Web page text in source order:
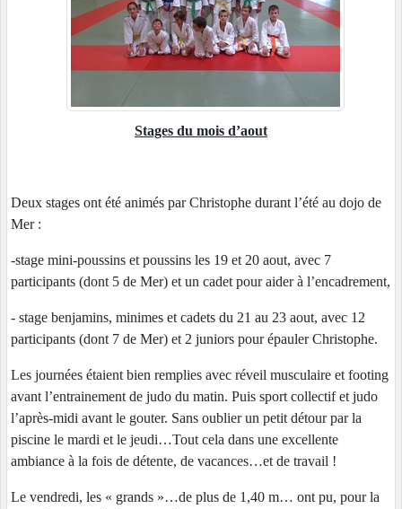
Stages du mois d’aout
Deux stages ont été animés par Christophe durant l’été au dojo de
Mer :
-stage mini-poussins et poussins les 19 et 20 aout, avec 7
participants (dont 5 de Mer) et un cadet pour aider à l’encadrement,
- stage benjamins, minimes et cadets du 21 au 23 aout, avec 12
participants (dont 7 de Mer) et 2 juniors pour épauler Christophe.
Les journées étaient bien remplies avec réveil musculaire et footing
avant l’entrainement de judo du matin. Puis sport collectif et judo
l’après-midi avant le gouter. Sans oublier un petit détour par la
piscine le mardi et le jeudi…Tout cela dans une excellente
ambiance à la fois de détente, de vacances…et de travail !
Le vendredi, les « grands »…de plus de 1,40 m… ont pu, pour la